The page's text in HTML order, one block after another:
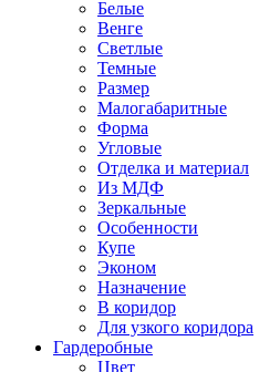
Белые
Венге
Светлые
Темные
Размер
Малогабаритные
Форма
Угловые
Отделка и материал
Из МДФ
Зеркальные
Особенности
Купе
Эконом
Назначение
В коридор
Для узкого коридора
Гардеробные
Цвет